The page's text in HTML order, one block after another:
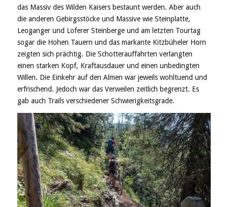
das Massiv des Wilden Kaisers bestaunt werden. Aber auch
die anderen Gebirgsstöcke und Massive wie Steinplatte,
Leoganger und Loferer Steinberge und am letzten Tourtag
sogar die Hohen Tauern und das markante Kitzbüheler Horn
zeigten sich prächtig. Die Schotterauffahrten verlangten
einen starken Kopf, Kraftausdauer und einen unbedingten
Willen. Die Einkehr auf den Almen war jeweils wohltuend und
erfrischend. Jedoch war das Verweilen zeitlich begrenzt. Es
gab auch Trails verschiedener Schwierigkeitsgrade.